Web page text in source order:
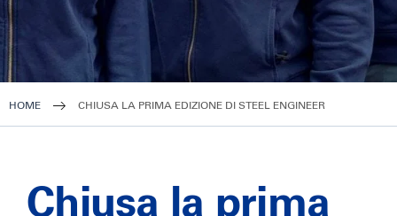
HOME CHIUSA LA PRIMA EDIZIONE DI STEEL ENGINEER
Chiusa la prima